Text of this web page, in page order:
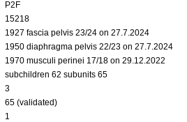
P2F
15218
1927 fascia pelvis 23/24 on 27.7.2024
1950 diaphragma pelvis 22/23 on 27.7.2024
1970 musculi perinei 17/18 on 29.12.2022
subchildren 62 subunits 65
3
65 (validated)
1